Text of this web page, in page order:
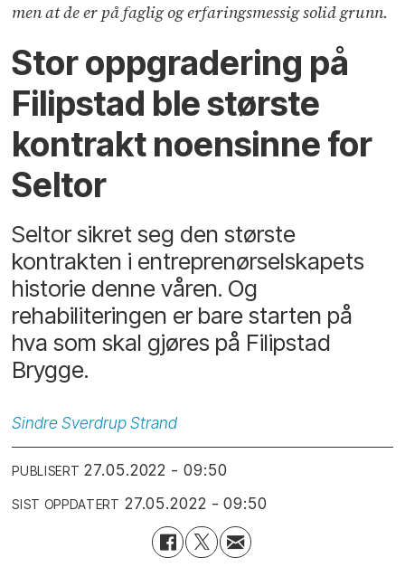
men at de er på faglig og erfaringsmessig solid grunn.
Stor oppgradering på
Filipstad ble største
kontrakt noensinne for
Seltor
Seltor sikret seg den største
kontrakten i entreprenørselskapets
historie denne våren. Og
rehabiliteringen er bare starten på
hva som skal gjøres på Filipstad
Brygge.
Sindre Sverdrup Strand
PUBLISERT 27.05.2022 - 09:50
SIST OPPDATERT 27.05.2022 - 09:50